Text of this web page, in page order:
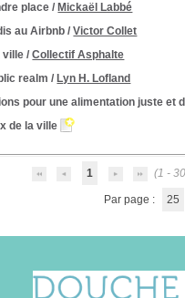
place / Mickaël Labbé
au Airbnb /Victor Collet
ville /Collectif Asphalte
realm / Lyn H. Lofland
pour une alimentation juste et
de la ville
1 (1 -
Par page : 25